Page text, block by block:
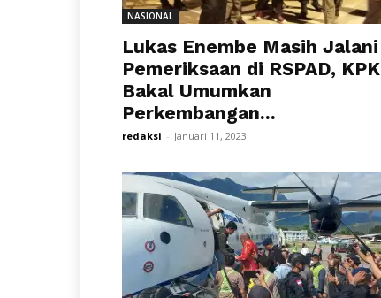
NASIONAL
Lukas Enembe Masih Jalani
Pemeriksaan di RSPAD, KPK
Bakal Umumkan
Perkembangan...
redaksi - Januari 11, 2023